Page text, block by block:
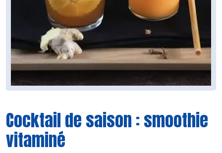
Cocktail de saison : smoothie
vitaminé